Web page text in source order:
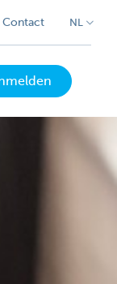
Contact NL